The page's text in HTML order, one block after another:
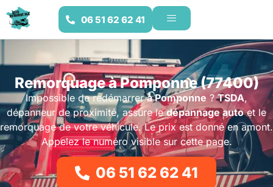
06 51 62 62 41
Remorquage à Pomponne (77400)
Impossible de redémarrerà Pomponne ?TSDA,
dépanneur de proximité, assure ledépannage autoet le
remorquage de votre véhicule. Le prix est donné en amont.
Appelez le numéro visible sur cette page.
06 51 62 62 41